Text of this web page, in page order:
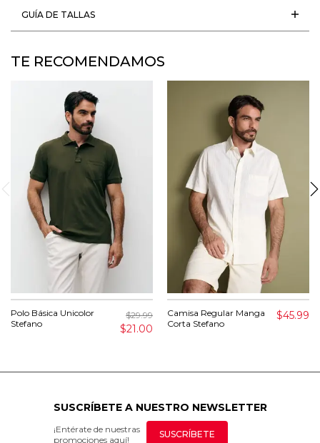
GUÍA DE TALLAS
TE RECOMENDAMOS
Polo Básica Unicolor
Stefano
$29.99
$21.00
Camisa Regular Manga
Corta Stefano
$45.99
SUSCRÍBETE A NUESTRO NEWSLETTER
¡Entérate de nuestras
promociones aquí!
SUSCRÍBETE